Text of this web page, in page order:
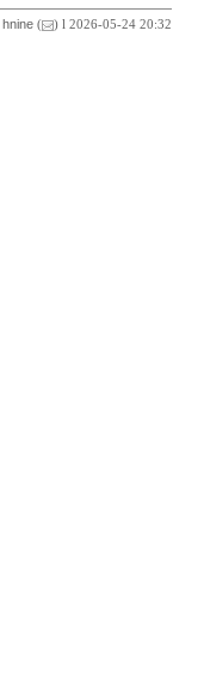
hnine ( ) l 2026-05-24 20:32